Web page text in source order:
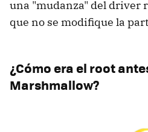
una "mudanza" del driver
que no se modifique la
¿Cómo era el root
Marshmallow?